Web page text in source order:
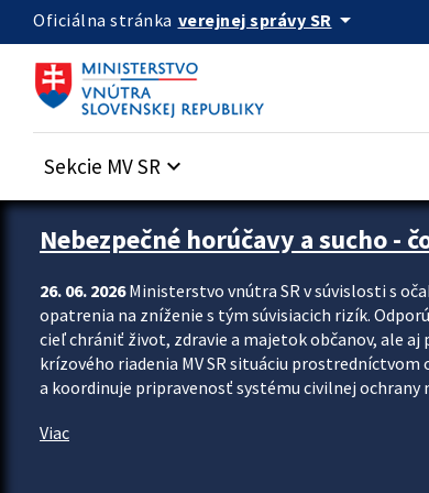
Preskocit na hlavný obsah
Oficiálna stránka verejnej správy SR arrow_drop_down
Sekcie MV SR keyboard_arrow_down
Zastavit automatický posun upútavok
Nebezpečné horúčavy a sucho -
26. 06. 2026Ministerstvo vnútra SR v súvislosti s
opatrenia na zníženie s tým súvisiacich rizík.
cieľ chrániť život, zdravie a majetok občanov, ale aj
krízového riadenia MV SR situáciu
a koordinuje pripravenosť systému civilnej ochrany
Viac